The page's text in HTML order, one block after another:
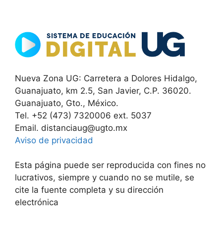
Nueva Zona UG: Carretera a Dolores Hidalgo,
Guanajuato, km 2.5, San Javier, C.P. 36020.
Guanajuato, Gto., México.
Tel. +52 (473) 7320006 ext. 5037
Email. distanciaug@ugto.mx
Aviso de privacidad
Esta página puede ser reproducida con fines no
lucrativos, siempre y cuando no se mutile, se
cite la fuente completa y su dirección
electrónica